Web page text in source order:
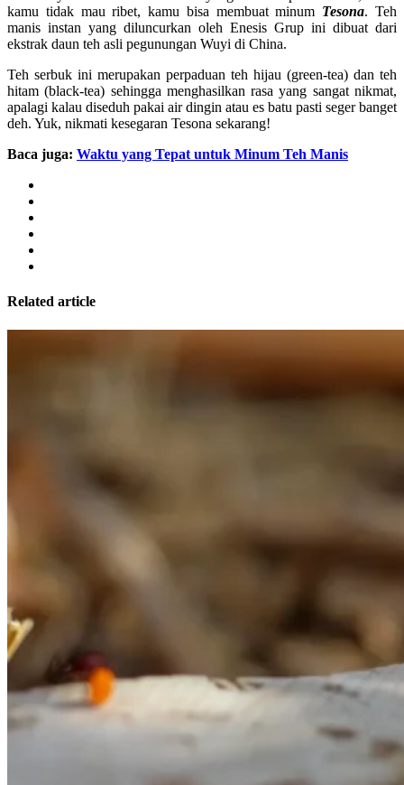
kamu tidak mau ribet, kamu bisa membuat minum Tesona. Teh
manis instan yang diluncurkan oleh Enesis Grup ini dibuat dari
ekstrak daun teh asli pegunungan Wuyi di China.
Teh serbuk ini merupakan perpaduan teh hijau (green-tea) dan teh
hitam (black-tea) sehingga menghasilkan rasa yang sangat nikmat,
apalagi kalau diseduh pakai air dingin atau es batu pasti seger banget
deh. Yuk, nikmati kesegaran Tesona sekarang!
Baca juga: Waktu yang Tepat untuk Minum Teh Manis
Related article